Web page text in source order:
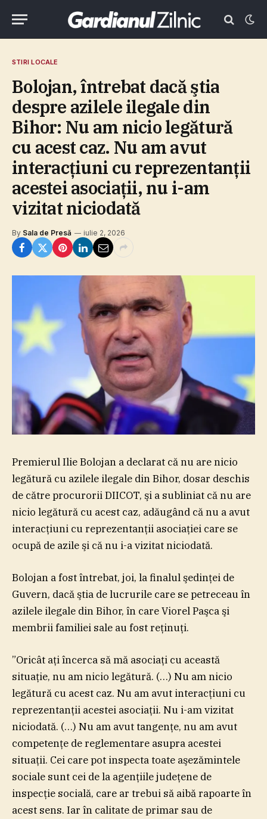
STIRI LOCALE
Bolojan, întrebat dacă ştia
despre azilele ilegale din
Bihor: Nu am nicio legătură
cu acest caz. Nu am avut
interacţiuni cu reprezentanţii
acestei asociaţii, nu i-am
vizitat niciodată
By Sala de Presă iulie 2, 2026
Premierul Ilie Bolojan a declarat că nu are nicio
legătură cu azilele ilegale din Bihor, dosar deschis
de către procurorii DIICOT, şi a subliniat că nu are
nicio legătură cu acest caz, adăugând că nu a avut
interacţiuni cu reprezentanţii asociaţiei care se
ocupă de azile şi că nu i-a vizitat niciodată.
Bolojan a fost întrebat, joi, la finalul şedinţei de
Guvern, dacă ştia de lucrurile care se petreceau în
azilele ilegale din Bihor, în care Viorel Paşca şi
membrii familiei sale au fost reţinuţi.
”Oricât aţi încerca să mă asociaţi cu această
situaţie, nu am nicio legătură. (…) Nu am nicio
legătură cu acest caz. Nu am avut interacţiuni cu
reprezentanţii acestei asociaţii. Nu i-am vizitat
niciodată. (…) Nu am avut tangenţe, nu am avut
competenţe de reglementare asupra acestei
situaţii. Cei care pot inspecta toate aşezămintele
sociale sunt cei de la agenţiile judeţene de
inspecţie socială, care ar trebui să aibă rapoarte în
acest sens. Iar în calitate de primar sau de